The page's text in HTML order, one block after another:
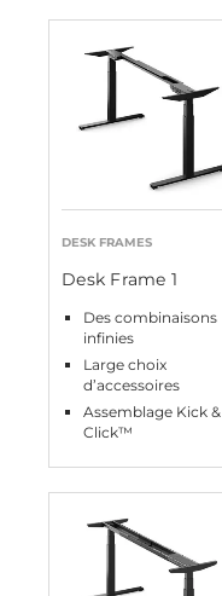
DESK FRAMES
Desk Frame 1
Des combinaisons
infinies
Large choix
d’accessoires
Assemblage Kick &
Click™